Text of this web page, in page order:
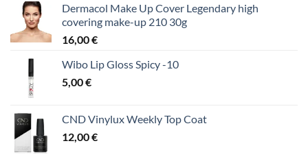
Dermacol Make Up Cover Legendary high
covering make-up 210 30g
16,00€
Wibo Lip Gloss Spicy -10
5,00€
CND Vinylux Weekly Top Coat
12,00€